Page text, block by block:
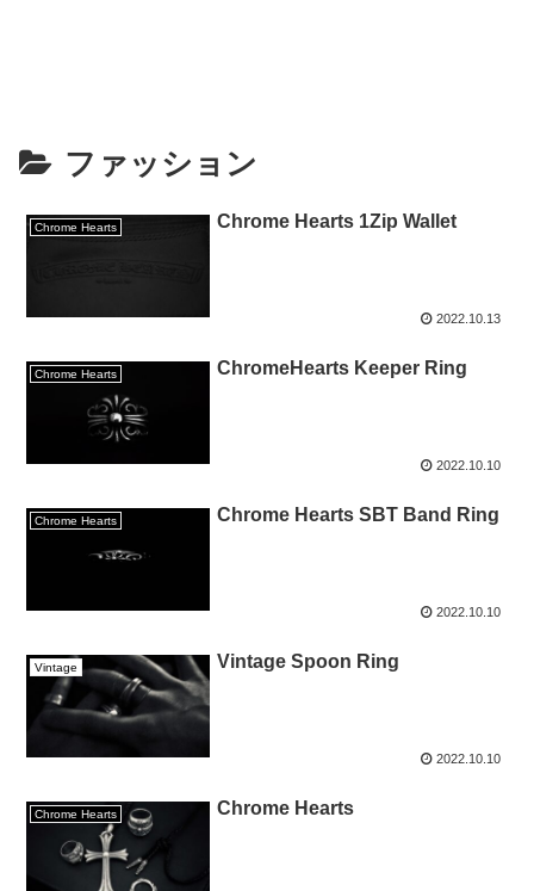
ファッション
Chrome Hearts Chrome Hearts 1Zip Wallet
2022.10.13
Chrome Hearts ChromeHearts Keeper Ring
2022.10.10
Chrome Hearts Chrome Hearts SBT Band Ring
2022.10.10
Vintage Vintage Spoon Ring
2022.10.10
Chrome Hearts Chrome Hearts